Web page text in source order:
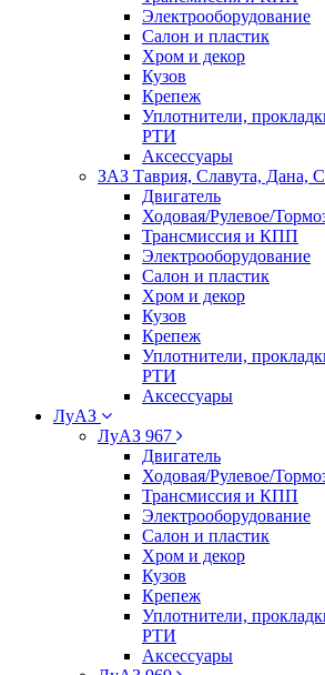
Электрооборудование
Салон и пластик
Хром и декор
Кузов
Крепеж
Уплотнители,
РТИ
Аксессуары
ЗАЗ Таврия, Славута, Дана,
Двигатель
Ходовая/Рулевое/
Трансмиссия и КПП
Электрооборудование
Салон и пластик
Хром и декор
Кузов
Крепеж
Уплотнители,
РТИ
Аксессуары
ЛуАЗ
ЛуАЗ 967
Двигатель
Ходовая/Рулевое/
Трансмиссия и КПП
Электрооборудование
Салон и пластик
Хром и декор
Кузов
Крепеж
Уплотнители,
РТИ
Аксессуары